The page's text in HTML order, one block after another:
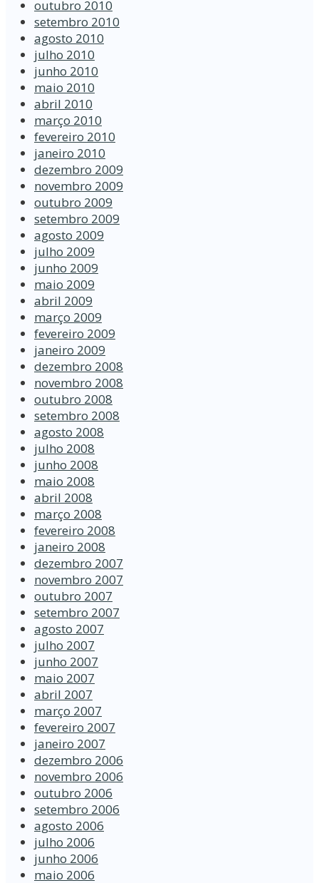
outubro 2010
setembro 2010
agosto 2010
julho 2010
junho 2010
maio 2010
abril 2010
março 2010
fevereiro 2010
janeiro 2010
dezembro 2009
novembro 2009
outubro 2009
setembro 2009
agosto 2009
julho 2009
junho 2009
maio 2009
abril 2009
março 2009
fevereiro 2009
janeiro 2009
dezembro 2008
novembro 2008
outubro 2008
setembro 2008
agosto 2008
julho 2008
junho 2008
maio 2008
abril 2008
março 2008
fevereiro 2008
janeiro 2008
dezembro 2007
novembro 2007
outubro 2007
setembro 2007
agosto 2007
julho 2007
junho 2007
maio 2007
abril 2007
março 2007
fevereiro 2007
janeiro 2007
dezembro 2006
novembro 2006
outubro 2006
setembro 2006
agosto 2006
julho 2006
junho 2006
maio 2006